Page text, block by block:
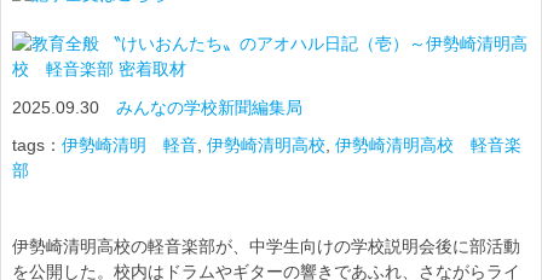
〝けいおんたち〟のアオハル日記（壱）～伊勢崎清明高
校 軽音楽部 密着取材
2025.09.30 みんなの学校新聞編集局
tags： 伊勢崎清明 軽音 伊勢崎清明高校 伊勢崎清明高校 軽音楽
部
伊勢崎清明高校の軽音楽部が、中学生向けの学校説明会後に部活動
を公開した。校内はドラムやギターの響きであふれ、さながらライ